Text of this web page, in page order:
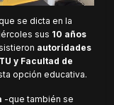
que se dicta en la
sus 10 años
autoridades
y Facultad de
opción educativa.
-que también se